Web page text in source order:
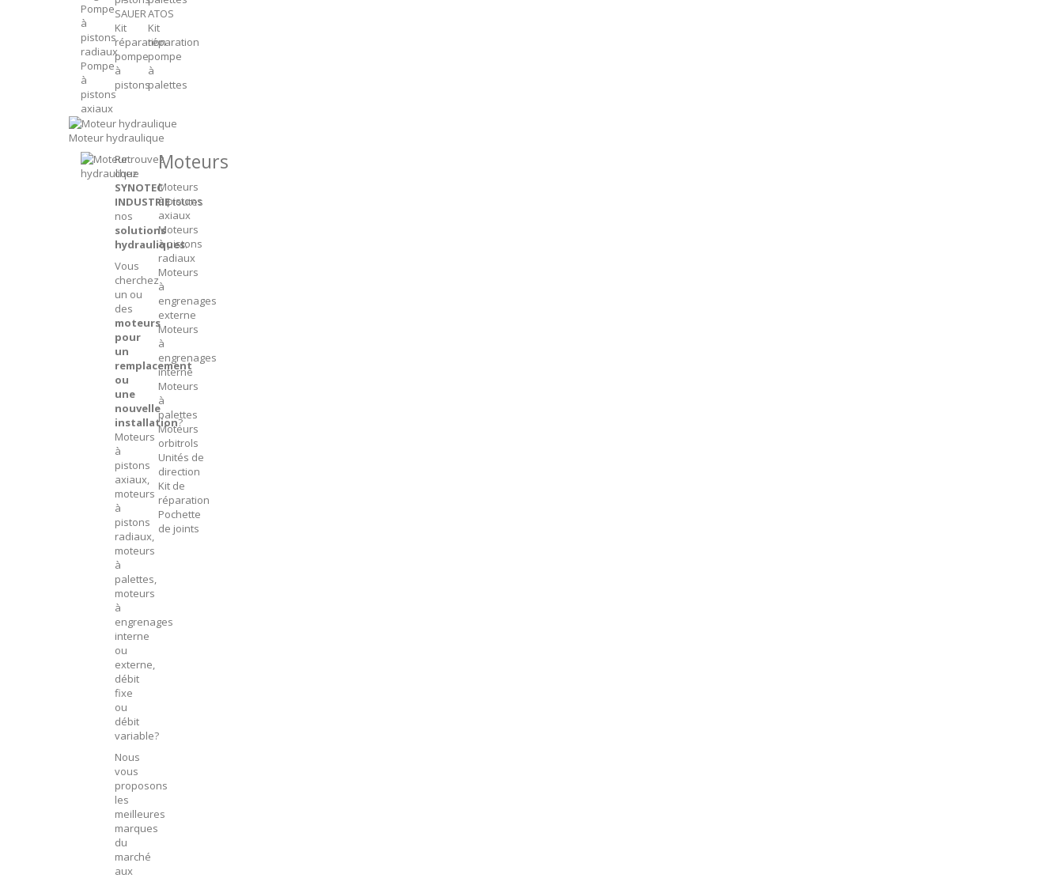
Pompe
à
pistons
radiaux
Pompe
à
pistons
axiaux
SAUER
Kit
réparation
pompe
à
pistons
ATOS
Kit
réparation
pompe
à
palettes
Moteur hydraulique
Retrouvez
chez
SYNOTEC
INDUSTRIEtoutes
nos
solutions
hydrauliques.
Vous
cherchez
un ou
des
moteurs
pour
un
remplacement
ou
une
nouvelle
installation?
Moteurs
à
pistons
axiaux,
moteurs
à
pistons
radiaux,
moteurs
à
palettes,
moteurs
à
engrenages
interne
ou
externe,
débit
fixe
ou
débit
variable?
Nous
vous
proposons
les
meilleures
marques
du
marché
aux
Moteurs
Moteurs
à pistons
axiaux
Moteurs
à pistons
radiaux
Moteurs
à
engrenages
externe
Moteurs
à
engrenages
interne
Moteurs
à
palettes
Moteurs
orbitrols
Unités de
direction
Kit de
réparation
Pochette
de joints